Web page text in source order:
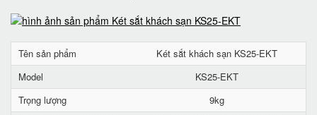
Tên sản phẩm
Két sắt khách sạn KS25-EKT
Model
KS25-EKT
Trọng lượng
9kg